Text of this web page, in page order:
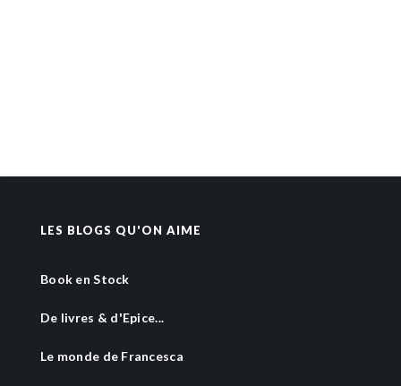
LES BLOGS QU'ON AIME
Book en Stock
De livres & d'Epice...
Le monde de Francesca